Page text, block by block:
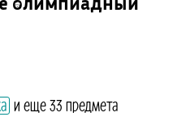
и еще 33 предмета